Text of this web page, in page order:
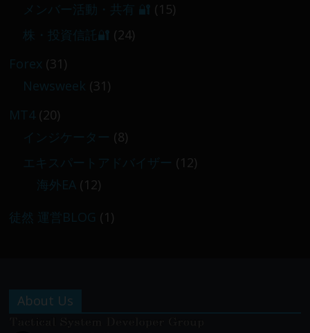
メンバー活動・共有 🔐 (15)
株・投資信託🔐 (24)
Forex (31)
Newsweek (31)
MT4(20)
インジケーター (8)
エキスパートアドバイザー (12)
海外EA (12)
徒然 運営BLOG (1)
About Us